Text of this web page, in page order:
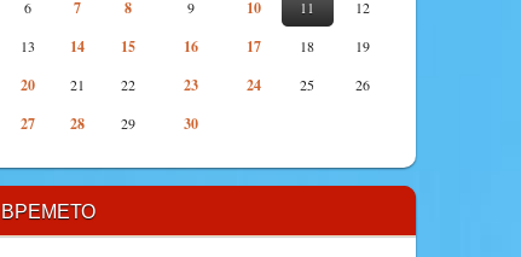
6
7 8 9 10 11
12
13
14 15 16 17 18 19
20 21 22 23 24 25 26
27 28 29 30
ВРЕМЕТО